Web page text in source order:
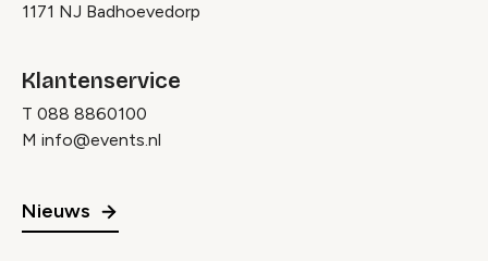
1171 NJ Badhoevedorp
Klantenservice
T 088 8860100
M info@events.nl
Nieuws